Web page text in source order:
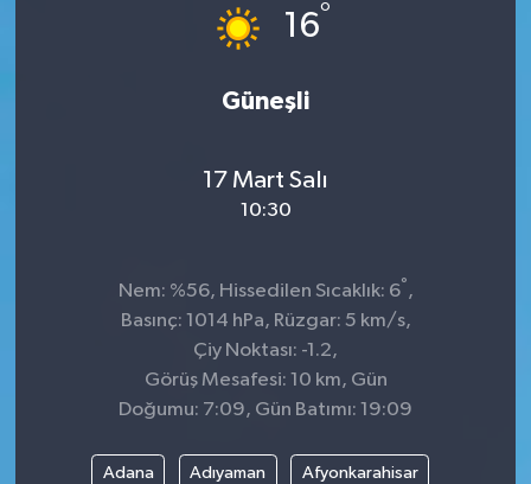
16°
Güneşli
17 Mart Salı
10:30
Nem: %56, Hissedilen Sıcaklık: 6° ,
Basınç: 1014 hPa, Rüzgar: 5 km/s,
Çiy Noktası: -1.2,
Görüş Mesafesi: 10 km, Gün
Doğumu: 7:09, Gün Batımı: 19:09
Adana Adıyaman Afyonkarahisar